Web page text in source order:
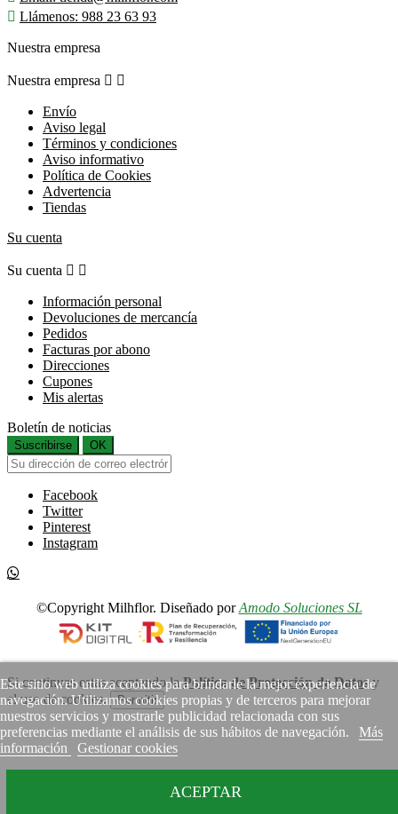
Este sitio web utiliza cookies para brindarle la mejor experiencia de
navegación. Utilizamos cookies propias y de terceros para mejorar
nuestros servicios y mostrarle publicidad relacionada con sus
preferencias mediante el análisis de sus hábitos de navegación.
Más
información
Gestionar cookies
ACEPTAR
 Llámenos: 988 23 63 93
Nuestra empresa
Nuestra empresa  
Envío
Aviso legal
Términos y condiciones
Aviso informativo
Política de Cookies
Advertencia
Tiendas
Su cuenta
Su cuenta  
Información personal
Devoluciones de mercancía
Pedidos
Facturas por abono
Direcciones
Cupones
Mis alertas
Boletín de noticias
Suscribirse OK
Facebook
Twitter
Pinterest
Instagram
©Copyright Milhflor. Diseñado porAmodo Soluciones SL
Si continuas estas aceptando laPolítica de Protección de Datosy
el uso de cookies.
Permitir